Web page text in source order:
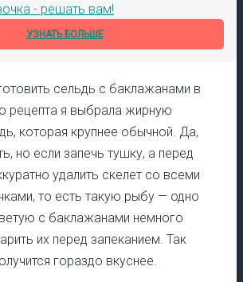
- решать вам!
УЗНАТЬ БОЛЬШЕ
сельдь с баклажанами в
рецепта я выбрала жирную
которая крупнее обычной. Да,
но если запечь тушку, а перед
удалить скелет со всеми
то есть такую рыбу — одно
с баклажанами немного
их перед запеканием. Так
гораздо вкуснее.